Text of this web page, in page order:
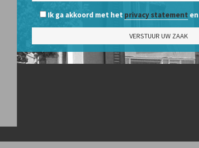
Ik ga akkoord met het privacy statement en